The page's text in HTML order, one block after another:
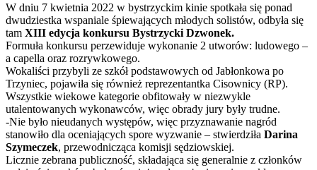
W dniu 7 kwietnia 2022 w bystrzyckim kinie spotkała się ponad
dwudziestka wspaniale śpiewających młodych solistów, odbyła się
tam XIII edycja konkursu Bystrzycki Dzwonek.
Formuła konkursu perzewiduje wykonanie 2 utworów: ludowego –
a capella oraz rozrywkowego.
Wokaliści przybyli ze szkół podstawowych od Jabłonkowa po
Trzyniec, pojawiła się również reprezentantka Cisownicy (RP).
Wszystkie wiekowe kategorie obfitowały w niezwykle
utalentowanych wykonawców, więc obrady jury były trudne.
-Nie było nieudanych występów, więc przyznawanie nagród
stanowiło dla oceniających spore wyzwanie – stwierdziła Darina
Szymeczek, przewodnicząca komisji sędziowskiej.
Licznie zebrana publiczność, składająca się generalnie z członków